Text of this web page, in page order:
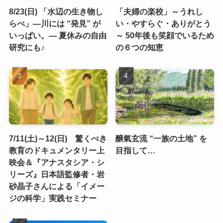
8/23(日) 「水辺の生き物し
らべ」―川には “発見” が
いっぱい。― 夏休みの自由
研究にも♪
「夫婦の楽校」～うれし
い・やすらぐ・ありがとう
～ 50年後も笑顔でいるため
の６つの知恵
7/11(土)～12(日) 驚くべき
教育のドキュメンタリー上
映会＆『アナスタシア・シ
リーズ』日本語監修者・岩
砂晶子さんによる「イメー
ジの科学」実践セミナー
醸氣玄流 “一族の土地” を
目指して…